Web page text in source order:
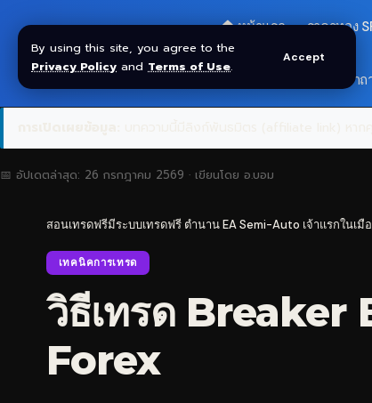
By using this site, you agree to the
Privacy Policy and Terms of Use.
Accept
🏠 หน้าแรก ราคาทอง
❓ ค
📅 อัปเดตล่าสุด: 26 กรกฎาคม 2569 · เขียนโดย อ.บอม
สอนเทรดฟรีมีระบบเทรดฟรี ตำนาน EA Semi-Auto เจ้าแรกในเมื
เทคนิคการเทรด
วิธีเทรด
Forex